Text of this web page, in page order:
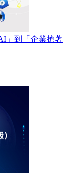
」到「企業搶著